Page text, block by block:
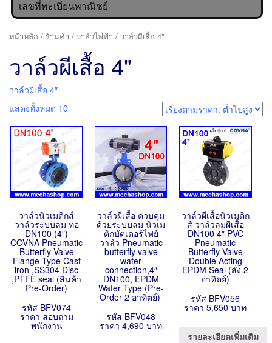
เลขที่ทะเบียนพาณิชย์
หน้าหลัก / ร้านค้า / วาล์วไฟฟ้า / วาล์วผีเสื้อ 4"
วาล์วผีเสื้อ 4"
วาล์วผีเสื้อ 4″
แสดงทั้งหมด 10
วาล์วนิวเมติกส์
วาล์วระบบลม ท่อ
DN100 (4″)
COVNA Pneumatic
Butterfly Valve
Flange Type Cast
iron ,SS304 Disc
,PTFE seal (สินค้า
Pre-Order)
รหัส BFV074
ราคา สอบถาม
พนักงาน
วาล์วผีเสื้อ ควบคุม
ด้วยระบบลม นิวเม
ติกบัตเตอร์ไฟย์
วาล์ว Pneumatic
butterfly valve
wafer
connection,4″
DN100, EPDM
Wafer Type (Pre-
Order 2 อาทิตย์)
รหัส BFV048
ราคา 4,690 บาท
วาล์วผีเสื้อนิวเมติก
ส์ วาล์วลมผีเสื้อ
DN100 4″ PVC
Pneumatic
Butterfly Valve
Double Acting
EPDM Seal (สั่ง 2
อาทิตย์)
รหัส BFV056
ราคา 5,650 บาท
รายละเอียดเพิ่มเติม